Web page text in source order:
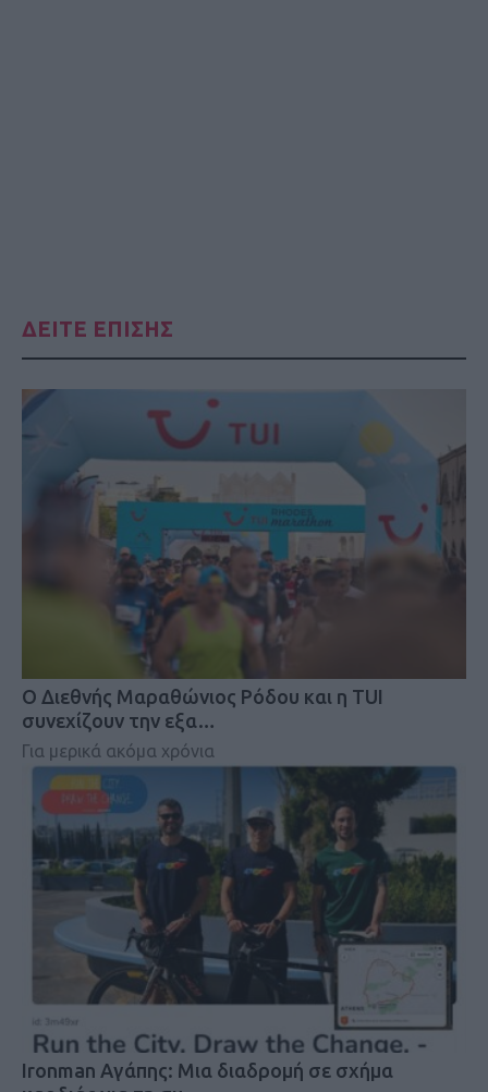
ΔΕΙΤΕ ΕΠΙΣΗΣ
Ο Διεθνής Μαραθώνιος Ρόδου και η TUI
συνεχίζουν την εξα…
Για μερικά ακόμα χρόνια
Ironman Αγάπης: Μια διαδρομή σε σχήμα